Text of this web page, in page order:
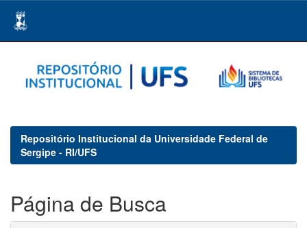
navigation
Repositório Institucional da Universidade Federal de
Sergipe - RI/UFS
Página de Busca